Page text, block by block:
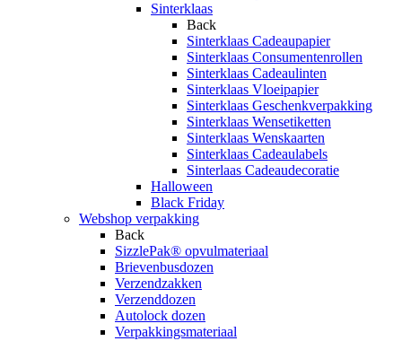
Sinterklaas
Back
Sinterklaas Cadeaupapier
Sinterklaas Consumentenrollen
Sinterklaas Cadeaulinten
Sinterklaas Vloeipapier
Sinterklaas Geschenkverpakking
Sinterklaas Wensetiketten
Sinterklaas Wenskaarten
Sinterklaas Cadeaulabels
Sinterlaas Cadeaudecoratie
Halloween
Black Friday
Webshop verpakking
Back
SizzlePak® opvulmateriaal
Brievenbusdozen
Verzendzakken
Verzenddozen
Autolock dozen
Verpakkingsmateriaal